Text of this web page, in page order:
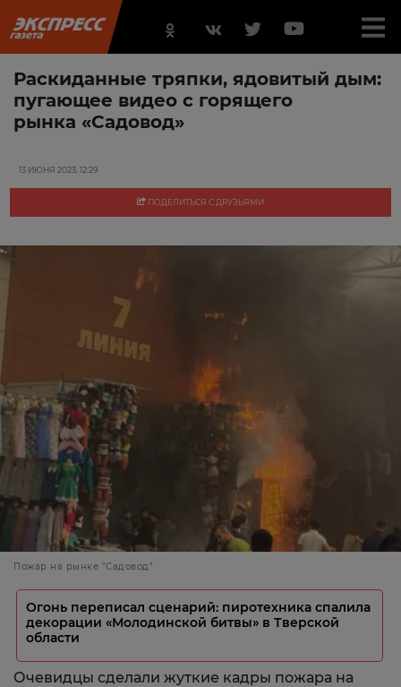
Раскиданные тряпки, ядовитый дым:
пугающее видео с горящего
рынка «Садовод»
13 ИЮНЯ 2023, 12:29
ПОДЕЛИТЬСЯ С ДРУЗЬЯМИ
Пожар на рынке "Садовод"
Огонь переписал сценарий: пиротехника спалила
декорации «Молодинской битвы» в Тверской
области
Очевидцы сделали жуткие кадры пожара на